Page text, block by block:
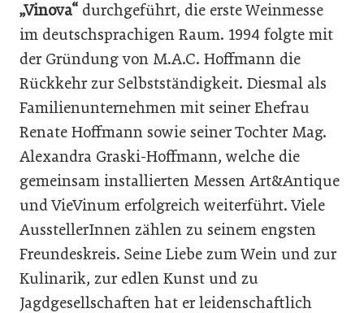
„Vinova“ durchgeführt, die erste Weinmesse
im deutschsprachigen Raum. 1994 folgte mit
der Gründung von M.A.C. Hoffmann die
Rückkehr zur Selbstständigkeit. Diesmal als
Familienunternehmen mit seiner Ehefrau
Renate Hoffmann sowie seiner Tochter Mag.
Alexandra Graski-Hoffmann, welche die
gemeinsam installierten Messen Art&Antique
und VieVinum erfolgreich weiterführt. Viele
AusstellerInnen zählen zu seinem engsten
Freundeskreis. Seine Liebe zum Wein und zur
Kulinarik, zur edlen Kunst und zu
Jagdgesellschaften hat er leidenschaftlich